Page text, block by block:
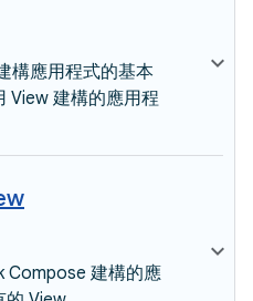
構應用程式的基本
View 建構的應用程
Compose 建構的應